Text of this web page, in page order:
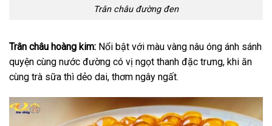
Trân châu đường đen
Trân châu hoàng kim: Nổi bật với màu vàng nâu óng ánh sánh
quyện cùng nước đường có vị ngọt thanh đặc trưng, khi ăn
cùng trà sữa thì dẻo dai, thơm ngây ngất.